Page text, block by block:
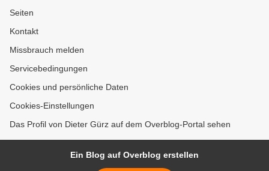
Seiten
Kontakt
Missbrauch melden
Servicebedingungen
Cookies und persönliche Daten
Cookies-Einstellungen
Das Profil von Dieter Gürz auf dem Overblog-Portal sehen
Ein Blog auf Overblog erstellen